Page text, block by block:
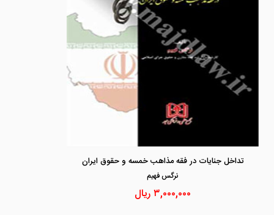
تداخل جنایات در فقه مذاهب خمسه و حقوق ایران
نرگس فهيم
۳,۰۰۰,۰۰۰ریال